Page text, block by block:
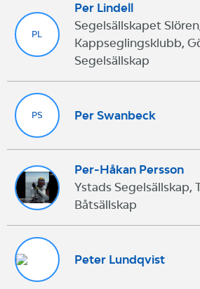
PL
Per Lindell
Segelsällskapet
Kappseglingsklubb,
Segelsällskap
PS Per Swanbeck
Per-Håkan Persson
Ystads Segelsällskap,
Båtsällskap
Peter Lundqvist